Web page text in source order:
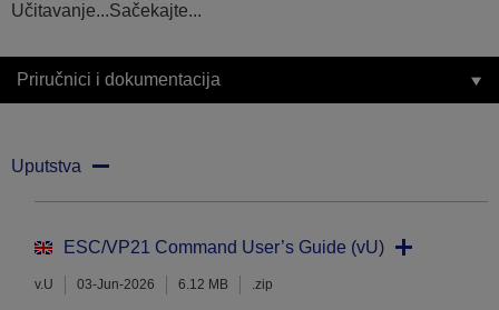
Učitavanje...Sačekajte...
Priručnici i dokumentacija
Uputstva
ESC/VP21 Command User’s Guide (vU)
v.U 03-Jun-2026 6.12 MB .zip